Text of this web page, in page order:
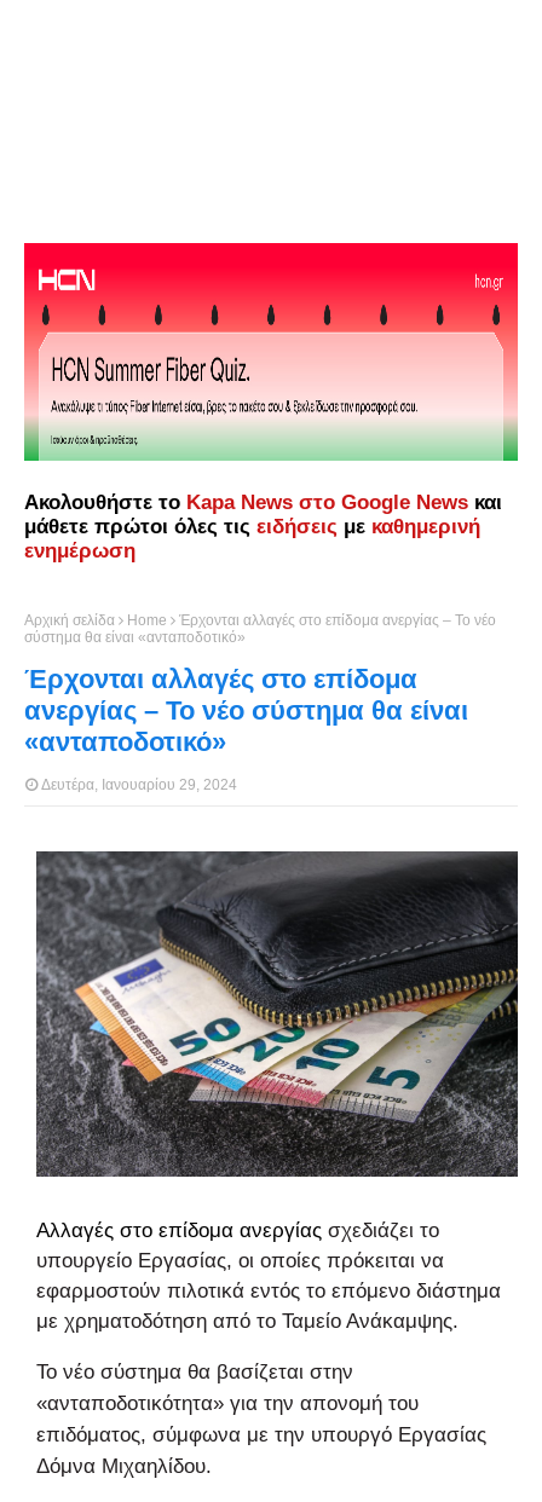
Ακολουθήστε το Kapa News στο Google News και
μάθετε πρώτοι όλες τις ειδήσεις με καθημερινή
ενημέρωση
Αρχική σελίδα Home
Έρχονται αλλαγές στο επίδομα ανεργίας – Το νέο
σύστημα θα είναι «ανταποδοτικό»
Έρχονται αλλαγές στο επίδομα
ανεργίας – Το νέο σύστημα θα είναι
«ανταποδοτικό»
Δευτέρα, Ιανουαρίου 29, 2024
Αλλαγές στο επίδομα ανεργίας σχεδιάζει το
υπουργείο Εργασίας, οι οποίες πρόκειται να
εφαρμοστούν πιλοτικά εντός το επόμενο διάστημα
με χρηματοδότηση από το Ταμείο Ανάκαμψης.
Το νέο σύστημα θα βασίζεται στην
«ανταποδοτικότητα» για την απονομή του
επιδόματος, σύμφωνα με την υπουργό Εργασίας
Δόμνα Μιχαηλίδου.